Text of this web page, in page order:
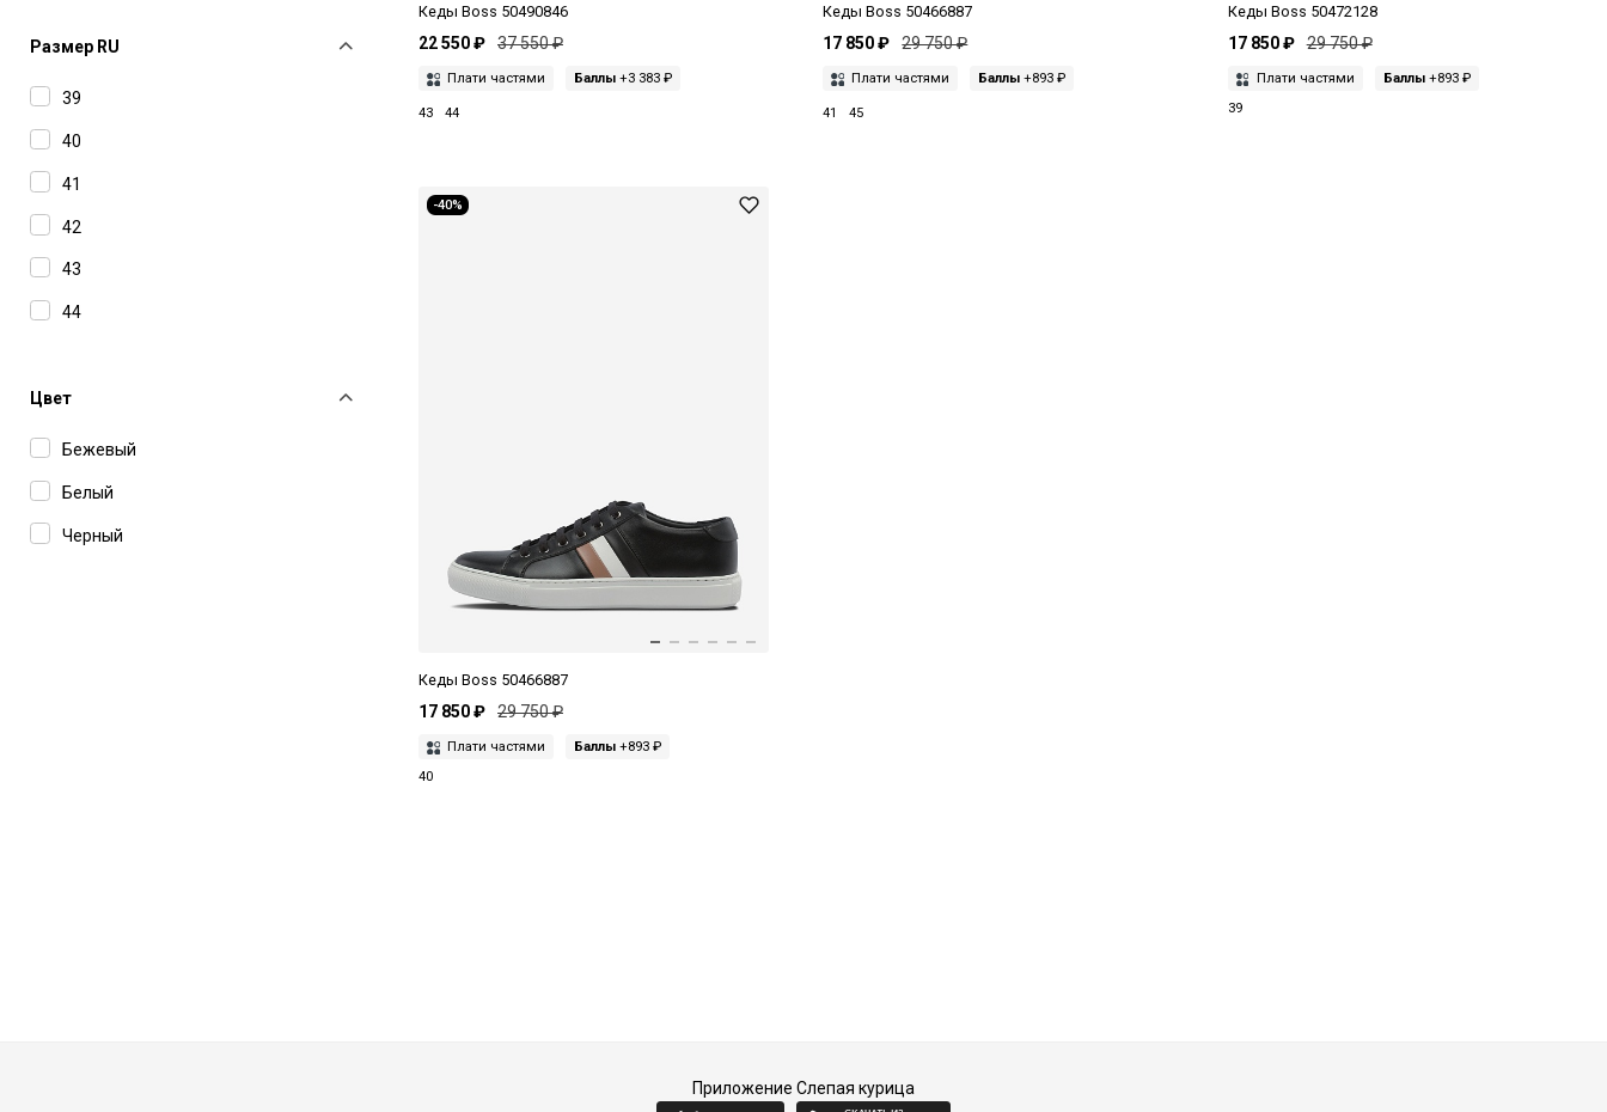
NeroGiardini
Philipp Plein
Philippe Model
Run of
Saint Laurent
Размер RU
39
40
41
42
43
44
Цвет
Бежевый
Белый
Черный
Кеды Boss 50490846
22 550 ₽ 37 550 ₽
Плати частями Баллы +3 383 ₽
43 44
Кеды Boss 50466887
17 850 ₽ 29 750 ₽
Плати частями Баллы +893 ₽
41 45
Кеды Boss 50472128
17 850 ₽ 29 750 ₽
Плати частями Баллы+893 ₽
39
-40%
Кеды Boss 50466887
17 850 ₽ 29 750 ₽
Плати частями Баллы +893 ₽
40
Приложение Слепая курица